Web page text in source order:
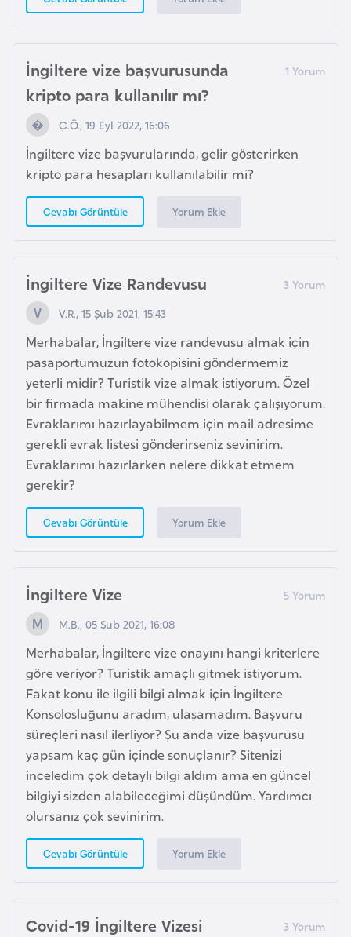
İngiltere vize başvurusunda
kripto para kullanılır mı?
Ç.Ö., 19 Eyl 2022, 16:06
İngiltere vize başvurularında, gelir gösterirken
kripto para hesapları kullanılabilir mi?
Cevabı Görüntüle Yorum Ekle
İngiltere Vize Randevusu
V.R., 15 Şub 2021, 15:43
Merhabalar, İngiltere vize randevusu almak için
pasaportumuzun fotokopisini göndermemiz
yeterli midir? Turistik vize almak istiyorum. Özel
bir firmada makine mühendisi olarak çalışıyorum.
Evraklarımı hazırlayabilmem için mail adresime
gerekli evrak listesi gönderirseniz sevinirim.
Evraklarımı hazırlarken nelere dikkat etmem
gerekir?
Cevabı Görüntüle Yorum Ekle
İngiltere Vize
M.B., 05 Şub 2021, 16:08
Merhabalar, İngiltere vize onayını hangi kriterlere
göre veriyor? Turistik amaçlı gitmek istiyorum.
Fakat konu ile ilgili bilgi almak için İngiltere
Konsolosluğunu aradım, ulaşamadım. Başvuru
süreçleri nasıl ilerliyor? Şu anda vize başvurusu
yapsam kaç gün içinde sonuçlanır? Sitenizi
inceledim çok detaylı bilgi aldım ama en güncel
bilgiyi sizden alabileceğimi düşündüm. Yardımcı
olursanız çok sevinirim.
Cevabı Görüntüle Yorum Ekle
Covid-19 İngiltere Vizesi
i
a
G
a
n
a
i
n
e
B
i
s
a
u
G
i
n
e
G
r
e
n
a
d
a
G
ü
n
e
y
K
o
e
G